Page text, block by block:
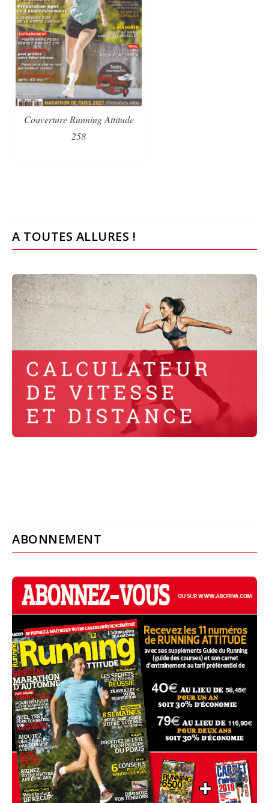
Couverture Running Attitude
258
A TOUTES ALLURES !
ABONNEMENT